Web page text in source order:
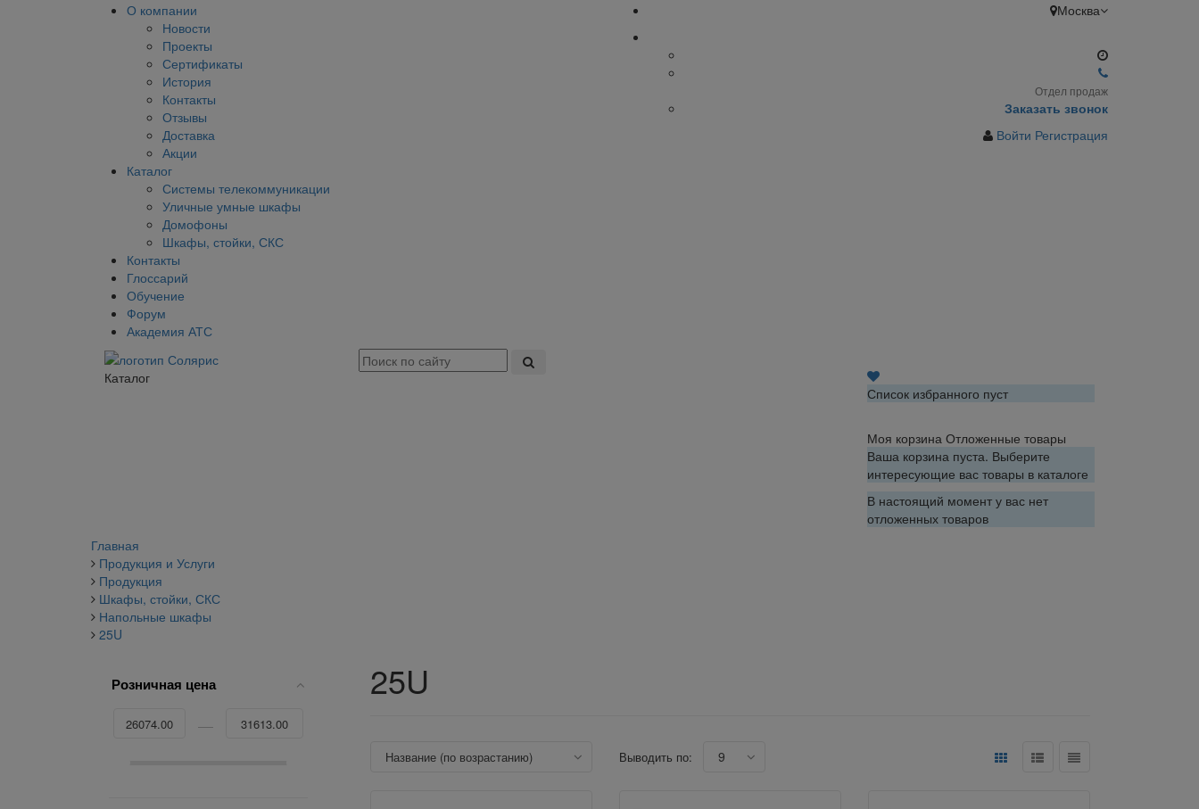
О компании
Новости
Проекты
Сертификаты
История
Контакты
Отзывы
Доставка
Акции
Каталог
Системы телекоммуникации
Уличные умные шкафы
Домофоны
Шкафы, стойки, СКС
Контакты
Глоссарий
Обучение
Форум
Академия АТС
Москва
Отдел продаж
Заказать звонок
Войти Регистрация
Каталог
Список избранного пуст
Моя корзина Отложенные товары
Ваша корзина пуста. Выберите
интересующие вас товары в каталоге
В настоящий момент у вас нет
отложенных товаров
Главная
Продукция и Услуги
Продукция
Шкафы, стойки, СКС
Напольные шкафы
25U
Розничная цена 25U
Название (по возрастанию) Выводить по: 9